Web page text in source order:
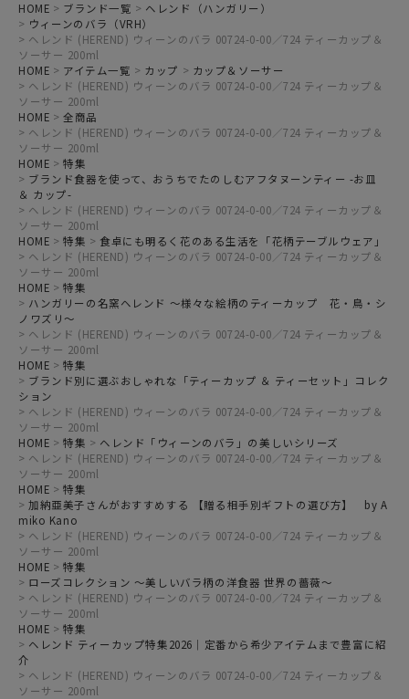
HOME ブランド一覧
ヘレンド（ハンガリー）
ウィーンのバラ（VRH）
ヘレンド (HEREND) ウィーンのバラ 00724-0-00／724 ティーカップ＆
ソーサー 200ml
HOME
アイテム一覧 カップ
カップ＆ソーサー
ヘレンド (HEREND) ウィーンのバラ 00724-0-00／724 ティーカップ＆
ソーサー 200ml
HOME
全商品
ヘレンド (HEREND) ウィーンのバラ 00724-0-00／724 ティーカップ＆
ソーサー 200ml
HOME
特集
ブランド食器を使って、おうちでたのしむアフタヌーンティー -お皿
＆ カップ-
ヘレンド (HEREND) ウィーンのバラ 00724-0-00／724 ティーカップ＆
ソーサー 200ml
HOME
特集
食卓にも明るく花のある生活を「花柄テーブルウェア」
ヘレンド (HEREND) ウィーンのバラ 00724-0-00／724 ティーカップ＆
ソーサー 200ml
HOME
特集
ハンガリーの名窯ヘレンド ～様々な絵柄のティーカップ 花・鳥・シ
ノワズリ～
ヘレンド (HEREND) ウィーンのバラ 00724-0-00／724 ティーカップ＆
ソーサー 200ml
HOME
特集
ブランド別に選ぶおしゃれな「ティーカップ ＆ ティーセット」コレク
ション
ヘレンド (HEREND) ウィーンのバラ 00724-0-00／724 ティーカップ＆
ソーサー 200ml
HOME
特集
ヘレンド「ウィーンのバラ」の美しいシリーズ
ヘレンド (HEREND) ウィーンのバラ 00724-0-00／724 ティーカップ＆
ソーサー 200ml
HOME
特集
加納亜美子さんがおすすめする 【贈る相手別ギフトの選び方】 by A
miko Kano
ヘレンド (HEREND) ウィーンのバラ 00724-0-00／724 ティーカップ＆
ソーサー 200ml
HOME
特集
ローズコレクション ～美しいバラ柄の洋食器 世界の薔薇～
ヘレンド (HEREND) ウィーンのバラ 00724-0-00／724 ティーカップ＆
ソーサー 200ml
HOME
特集
ヘレンド ティーカップ特集2026｜定番から希少アイテムまで豊富に紹
介
ヘレンド (HEREND) ウィーンのバラ 00724-0-00／724 ティーカップ＆
ソーサー 200ml